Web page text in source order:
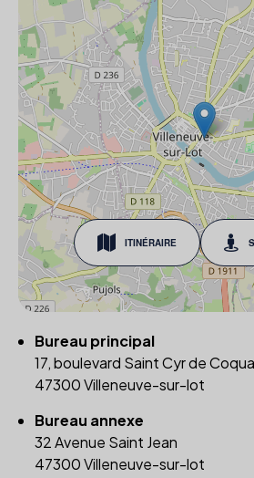
ITINÉRAIRE
Bureau principal
17, boulevard Saint Cyr de
47300 Villeneuve-sur-lot
Bureau annexe
32 Avenue Saint Jean
47300 Villeneuve-sur-lot